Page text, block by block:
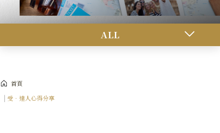
ALL
首頁
受．達人心得分享